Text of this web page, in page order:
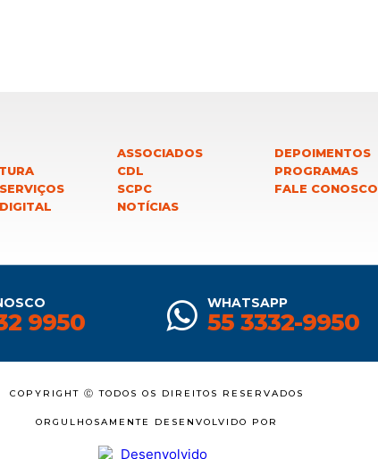
ASSOCIADOS
CDL
SCPC
NOTÍCIAS
DEPOIMENTOS
PROGRAMAS
FALE CONOSCO
9950
WHATSAPP
55 3332-9950
COPYRIGHT Ⓒ TODOS OS DIREITOS RESERVADOS
ORGULHOSAMENTE DESENVOLVIDO POR